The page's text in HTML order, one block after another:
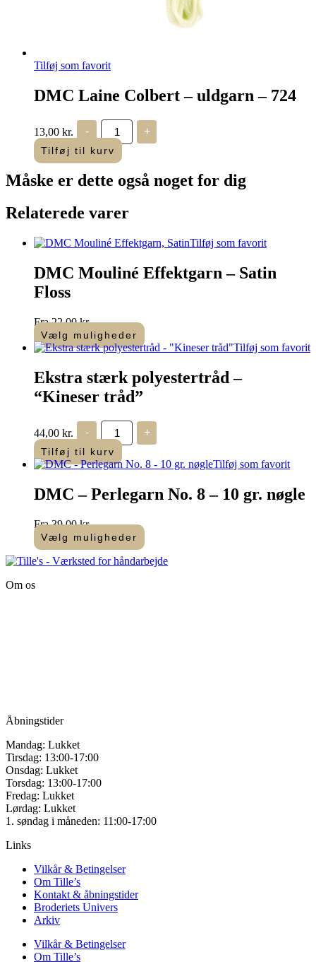
Tilføj som favorit
DMC Laine Colbert – uldgarn – 724
13,00 kr. -
DMC
Laine
Colbert
-
-
+
Tilføj til kurv
Måske er dette også noget for dig
Relaterede varer
Tilføj som favorit
DMC Mouliné Effektgarn – Satin
Floss
Fra22,00kr.
Vælg muligheder
Dette
har
flere
varianter.
vælges
på
varesiden
Tilføj som favorit
Ekstra stærk polyestertråd –
“Kineser tråd”
44,00 kr. -
Ekstra
stærk
polyestertråd
-
"Kineser
antal
+
Tilføj til kurv
Tilføj som favorit
DMC – Perlegarn No. 8 – 10 gr. nøgle
Fra39,00kr.
Vælg muligheder
Dette
vare
flere
Om os
Åbningstider
Mandag: Lukket
Tirsdag: 13:00-17:00
Onsdag: Lukket
Torsdag: 13:00-17:00
Fredag: Lukket
Lørdag: Lukket
1. søndag i måneden: 11:00-17:00
Links
Vilkår & Betingelser
Om Tille’s
Kontakt & åbningstider
Broderiets Univers
Arkiv
Vilkår & Betingelser
Om Tille’s